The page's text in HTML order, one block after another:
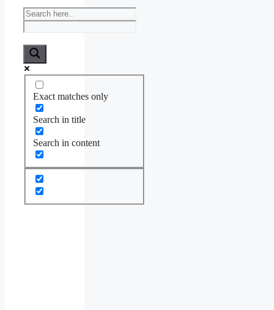
Exact matches only
Search in title
Search in content